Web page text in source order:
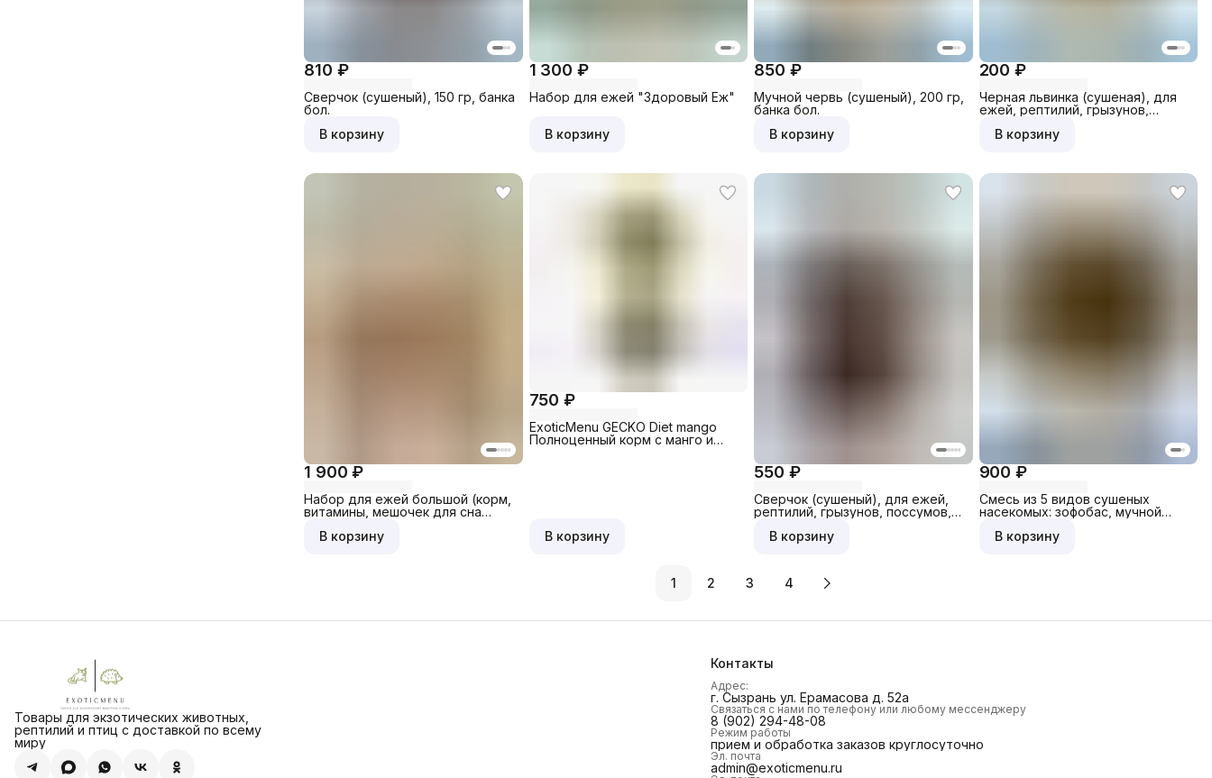
810 ₽
Сверчок (сушеный), 150 гр, банка
бол.
В корзину
1 300 ₽
Набор для ежей "Здоровый Еж"
В корзину
850 ₽
Мучной червь (сушеный), 200 гр,
банка бол.
В корзину
200 ₽
Черная львинка (сушеная), для
ежей, рептилий, грызунов,
мал.В корзину
1 900 ₽
Набор для ежей большой (корм,
витамины, мешочек для сна
В корзину
750 ₽
ExoticMenu GECKO Diet mango
Полноценный корм с манго и
В корзину
550 ₽
Сверчок (сушеный), для ежей,
рептилий, грызунов, поссумов,
В корзину
900 ₽
Смесь из 5 видов сушеных
насекомых: зофобас, мучной
кузнечик, 200 гр, банка бол.
В корзину
1 2 3 4
Товары для экзотических животных,
рептилий и птиц с доставкой по всему
миру
Контакты
Адрес:
г. Сызрань ул. Ерамасова д. 52а
Связаться с нами по телефону или любому мессенджеру
8 (902) 294-48-08
Режим работы
прием и обработка заказов круглосуточно
Эл. почта
admin@exoticmenu.ru